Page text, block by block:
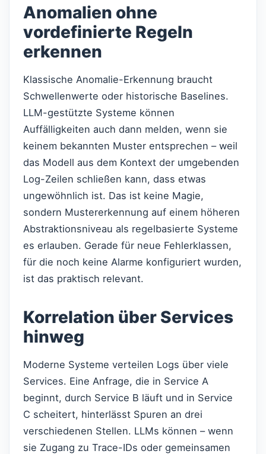
Anomalien ohne
vordefinierte Regeln
erkennen
Klassische Anomalie-Erkennung braucht
Schwellenwerte oder historische Baselines.
LLM-gestützte Systeme können
Auffälligkeiten auch dann melden, wenn sie
keinem bekannten Muster entsprechen – weil
das Modell aus dem Kontext der umgebenden
Log-Zeilen schließen kann, dass etwas
ungewöhnlich ist. Das ist keine Magie,
sondern Mustererkennung auf einem höheren
Abstraktionsniveau als regelbasierte Systeme
es erlauben. Gerade für neue Fehlerklassen,
für die noch keine Alarme konfiguriert wurden,
ist das praktisch relevant.
Korrelation über Services
hinweg
Moderne Systeme verteilen Logs über viele
Services. Eine Anfrage, die in Service A
beginnt, durch Service B läuft und in Service
C scheitert, hinterlässt Spuren an drei
verschiedenen Stellen. LLMs können – wenn
sie Zugang zu Trace-IDs oder gemeinsamen